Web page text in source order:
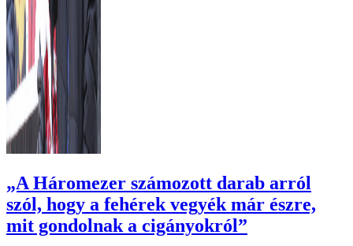
„A Háromezer számozott darab arról
szól, hogy a fehérek vegyék már észre,
mit gondolnak a cigányokról”